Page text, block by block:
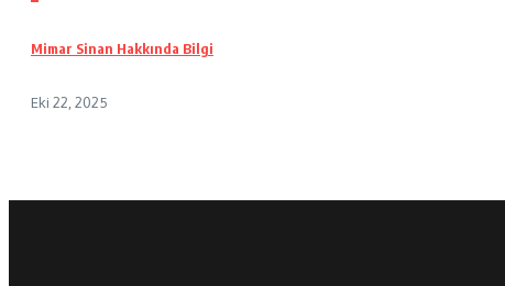
Mimar Sinan Hakkında Bilgi
Eki 22, 2025